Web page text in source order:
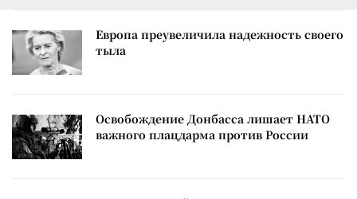
Европа преувеличила надежность своего
тыла
Освобождение Донбасса лишает НАТО
важного плацдарма против России